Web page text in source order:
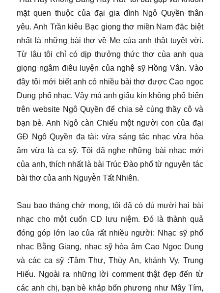
mặt quen thuộc của đại gia đình Ngô Quyền thân
yêu. Anh Trần kiêu Bạc giọng thơ miền Nam đặc biệt
nhất là những bài thơ về Mẹ của anh thật tuyệt vời.
Từ lâu tôi chỉ có dịp thưởng thức thơ của anh qua
giọng ngâm điêu luyện của nghệ sỹ Hồng Vân. Vào
đây tôi mới biết anh có nhiều bài thơ được Cao ngọc
Dung phổ nhạc. Vậy mà anh giấu kín không phổ biến
trên website Ngô Quyền để chia sẻ cùng thầy cô và
bạn bè. Anh Ngô càn Chiếu một người con của đại
GĐ Ngô Quyền đa tài: vừa sáng tác nhạc vừa hòa
âm vừa là ca sỹ. Tôi đã nghe nh̃ững bài nhạc mới
của anh, thích nhất là bài Trúc Đào phổ từ nguyên tác
bài thơ của anh Nguyễn Tất Nhiên.
Sau bao tháng chờ mong, tôi đã có đủ mười hai bài
nhạc cho một cuốn CD lưu niệm. Đó là thành quả
đóng góp lớn lao của rất nhiều người: Nhạc sỹ phổ
nhạc Bằng Giang, nhạc sỹ hòa âm Cao Ngọc Dung
và các ca sỹ :Tâm Thư, Thùy An, khánh Vy, Trung
Hiếu. Ngoài ra những lời comment thật đẹp đến từ
các anh chị, bạn bè khắp bốn phương như Mây Tím,